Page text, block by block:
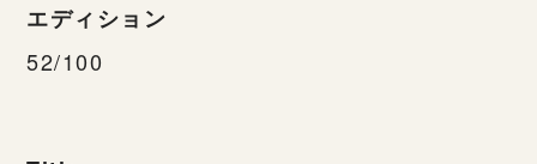
エディション
52/100